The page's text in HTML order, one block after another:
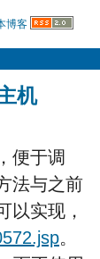
博客
机
便于调
法与之前
以实现，
。